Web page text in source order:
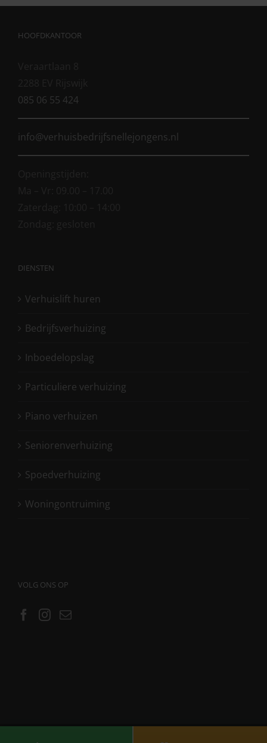
HOOFDKANTOOR
085 06 55 424
info@verhuisbedrijfsnellejongens.nl
DIENSTEN
Verhuislift huren
Bedrijfsverhuizing
Inboedelopslag
Particuliere verhuizing
Piano verhuizen
Seniorenverhuizing
Spoedverhuizing
Woningontruiming
VOLG ONS OP